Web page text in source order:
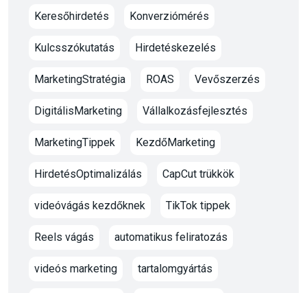
Keresőhirdetés Konverziómérés
Kulcsszókutatás Hirdetéskezelés
MarketingStratégia ROAS Vevőszerzés
DigitálisMarketing Vállalkozásfejlesztés
MarketingTippek KezdőMarketing
HirdetésOptimalizálás CapCut trükkök
videóvágás kezdőknek TikTok tippek
Reels vágás automatikus feliratozás
videós marketing tartalomgyártás